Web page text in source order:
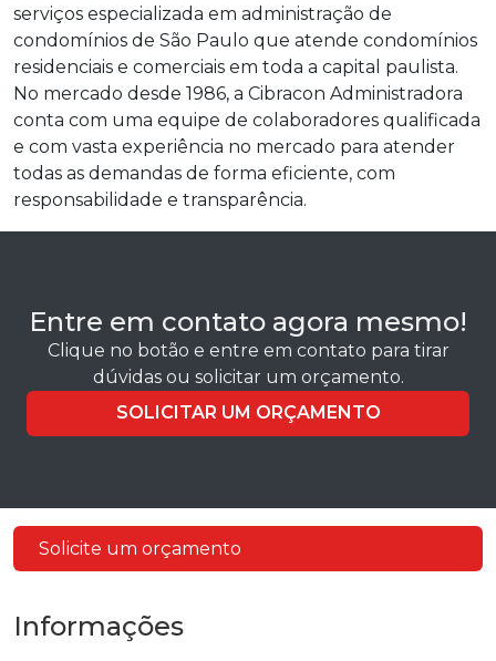
serviços especializada em administração de
condomínios de São Paulo que atende condomínios
residenciais e comerciais em toda a capital paulista.
No mercado desde 1986, a Cibracon Administradora
conta com uma equipe de colaboradores qualificada
e com vasta experiência no mercado para atender
todas as demandas de forma eficiente, com
responsabilidade e transparência.
Entre em contato agora mesmo!
Clique no botão e entre em contato para tirar
dúvidas ou solicitar um orçamento.
SOLICITAR UM ORÇAMENTO
Solicite um orçamento
Informações